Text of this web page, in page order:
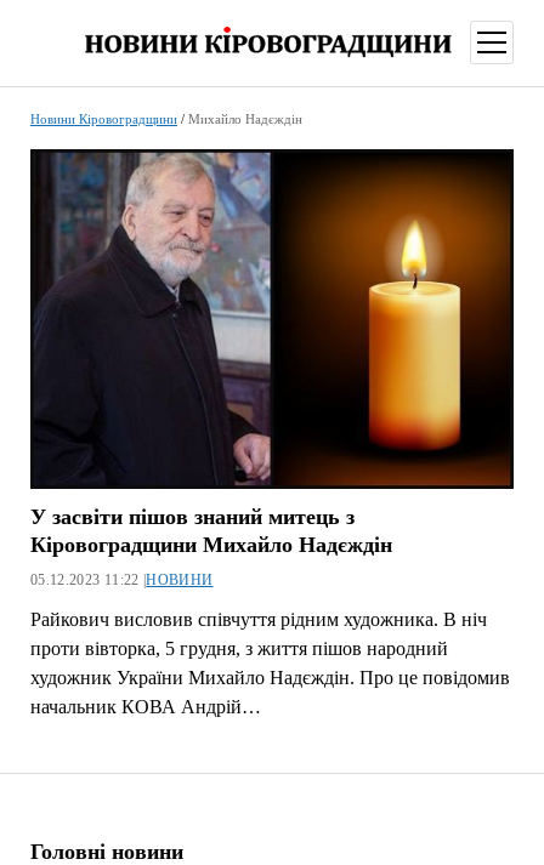
меню
Головні новини
Новини Кіровоградщини/ Михайло Надєждін
У засвіти пішов знаний митець з
Кіровоградщини Михайло Надєждін
05.12.2023 11:22 |НОВИНИ
Райкович висловив співчуття рідним художника. В ніч
проти вівторка, 5 грудня, з життя пішов народний
художник України Михайло Надєждін. Про це повідомив
начальник КОВА Андрій…